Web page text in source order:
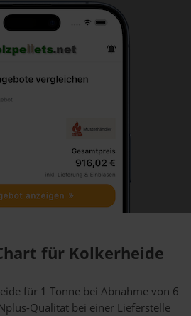
für Kolkerheide
für 1 Tonne bei Abnahmevon 6
Qualität bei einer Lieferstelle